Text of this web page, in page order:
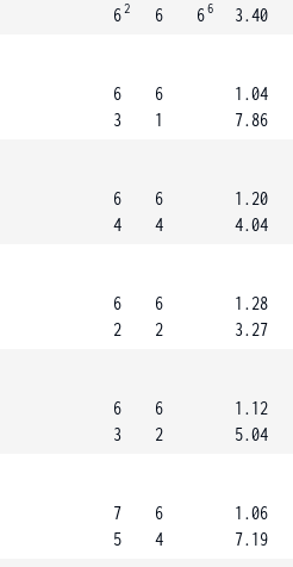
62
6
66
3.40
6
3
6
1
1.04
7.86
6
4
6
4
1.20
4.04
6
2
6
2
1.28
3.27
6
3
6
2
1.12
5.04
7
5
6
4
1.06
7.19